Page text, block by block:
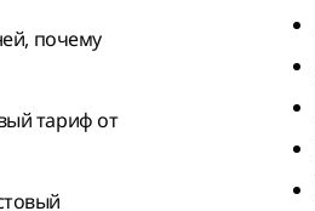
почему
тариф от